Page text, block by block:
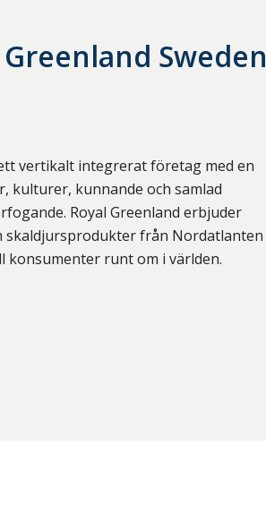
Greenland Sweden
vertikalt integrerat företag med en
kulturer, kunnande och samlad
Royal Greenland erbjuder
skaldjursprodukter från Nordatlanten
konsumenter runt om i världen.